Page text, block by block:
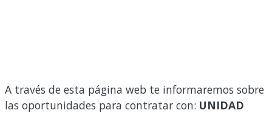
A través de esta página web te informaremos sobre
las oportunidades para contratar con: UNIDAD